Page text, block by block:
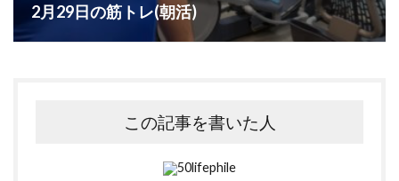
2月29日の筋トレ(朝活)
この記事を書いた人